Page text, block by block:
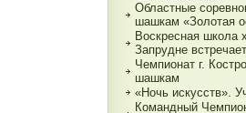
Областные
шашкам «Золотая
Воскресная школа
Запрудне
Чемпионат г.
шашкам
«Ночь искусств».
Командный